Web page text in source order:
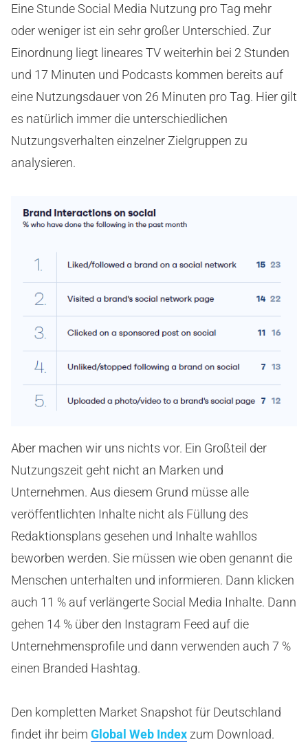
Eine Stunde Social Media Nutzung pro Tag mehr
oder weniger ist ein sehr großer Unterschied. Zur
Einordnung liegt lineares TV weiterhin bei 2 Stunden
und 17 Minuten und Podcasts kommen bereits auf
eine Nutzungsdauer von 26 Minuten pro Tag. Hier gilt
es natürlich immer die unterschiedlichen
Nutzungsverhalten einzelner Zielgruppen zu
analysieren.
Aber machen wir uns nichts vor. Ein Großteil der
Nutzungszeit geht nicht an Marken und
Unternehmen. Aus diesem Grund müsse alle
veröffentlichten Inhalte nicht als Füllung des
Redaktionsplans gesehen und Inhalte wahllos
beworben werden. Sie müssen wie oben genannt die
Menschen unterhalten und informieren. Dann klicken
auch 11 % auf verlängerte Social Media Inhalte. Dann
gehen 14 % über den Instagram Feed auf die
Unternehmensprofile und dann verwenden auch 7 %
einen Branded Hashtag.
Den kompletten Market Snapshot für Deutschland
findet ihr beim Global Web Index zum Download.